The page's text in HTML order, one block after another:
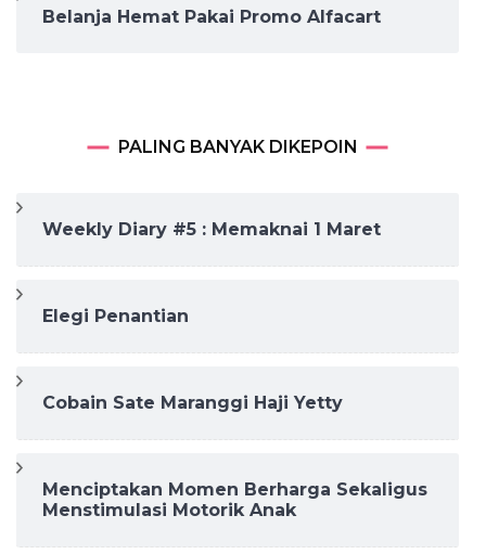
Belanja Hemat Pakai Promo Alfacart
PALING BANYAK DIKEPOIN
Weekly Diary #5 : Memaknai 1 Maret
Elegi Penantian
Cobain Sate Maranggi Haji Yetty
Menciptakan Momen Berharga Sekaligus
Menstimulasi Motorik Anak